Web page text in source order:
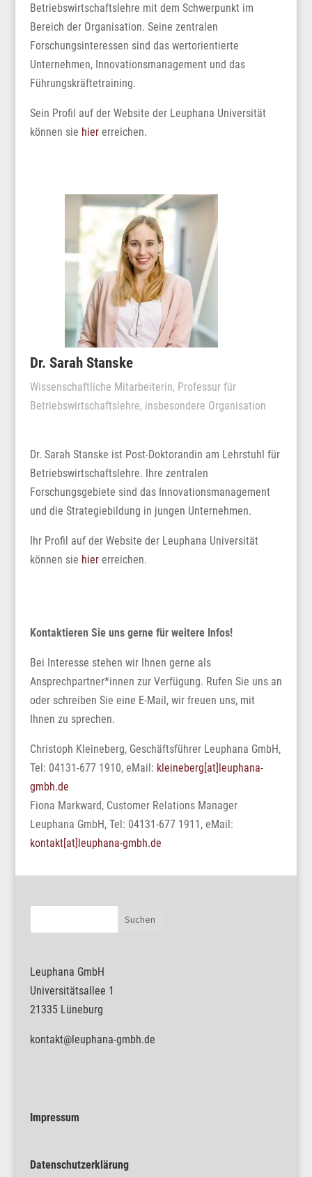
Betriebswirtschaftslehre mit dem Schwerpunkt im
Bereich der Organisation. Seine zentralen
Forschungsinteressen sind das wertorientierte
Unternehmen, Innovationsmanagement und das
Führungskräftetraining.
Sein Profil auf der Website der Leuphana Universität
können sie hiererreichen.
Dr. Sarah Stanske
Wissenschaftliche Mitarbeiterin, Professur für
Betriebswirtschaftslehre, insbesondere Organisation
Dr. Sarah Stanske ist Post-Doktorandin am Lehrstuhl für
Betriebswirtschaftslehre. Ihre zentralen
Forschungsgebiete sind das Innovationsmanagement
und die Strategiebildung in jungen Unternehmen.
Ihr Profil auf der Website der Leuphana Universität
können sie hiererreichen.
Kontaktieren Sie uns gerne für weitere Infos!
Bei Interesse stehen wir Ihnen gerne als
Ansprechpartner*innen zur Verfügung. Rufen Sie uns an
oder schreiben Sie eine E-Mail, wir freuen uns, mit
Ihnen zu sprechen.
Christoph Kleineberg, Geschäftsführer Leuphana GmbH,
Tel: 04131-677 1910, eMail: kleineberg[at]leuphana-
gmbh.de
Fiona Markward, Customer Relations Manager
Leuphana GmbH, Tel: 04131-677 1911, eMail:
kontakt[at]leuphana-gmbh.de
Leuphana GmbH
Universitätsallee 1
21335 Lüneburg
kontakt@leuphana-gmbh.de
Impressum
Datenschutzerklärung